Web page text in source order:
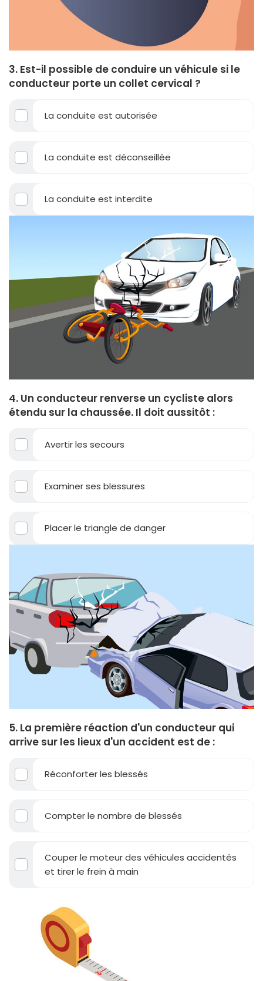
3. Est-il possible de conduire un véhicule si le
conducteur porte un collet cervical ?
La conduite est autorisée
La conduite est déconseillée
La conduite est interdite
4. Un conducteur renverse un cycliste alors
étendu sur la chaussée. Il doit aussitôt :
Avertir les secours
Examiner ses blessures
Placer le triangle de danger
5. La première réaction d'un conducteur qui
arrive sur les lieux d'un accident est de :
Réconforter les blessés
Compter le nombre de blessés
Couper le moteur des véhicules accidentés
et tirer le frein à main